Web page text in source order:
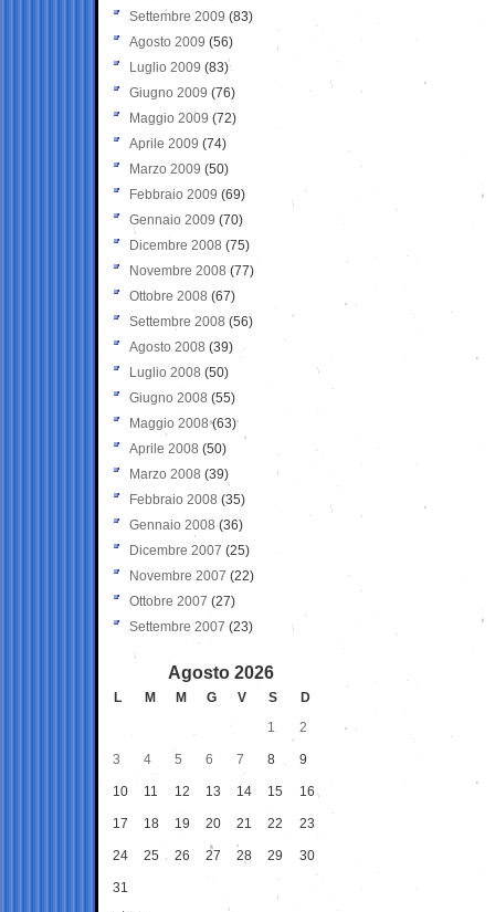
Settembre 2009 (83)
Agosto 2009 (56)
Luglio 2009 (83)
Giugno 2009 (76)
Maggio 2009 (72)
Aprile 2009 (74)
Marzo 2009 (50)
Febbraio 2009 (69)
Gennaio 2009 (70)
Dicembre 2008 (75)
Novembre 2008 (77)
Ottobre 2008 (67)
Settembre 2008 (56)
Agosto 2008 (39)
Luglio 2008 (50)
Giugno 2008 (55)
Maggio 2008(63)
Aprile 2008 (50)
Marzo 2008 (39)
Febbraio 2008 (35)
Gennaio 2008 (36)
Dicembre 2007 (25)
Novembre 2007 (22)
Ottobre 2007 (27)
Settembre 2007 (23)
Agosto 2026
L M M G V S
D
1
2
3 4 5 6 7 8 9
10 11 12 13 14 15 16
17 18 19 20 21 22 23
24 25 26 27 28 29 30
31